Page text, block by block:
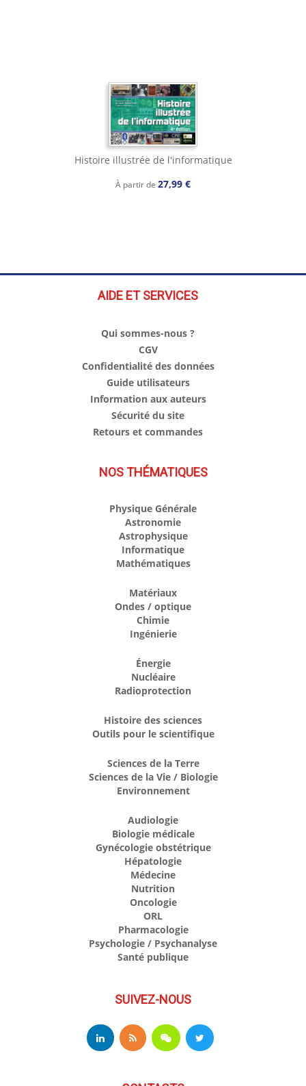
Histoire illustrée de l'informatique
À partir de 27,99 €
AIDE ET SERVICES
Qui sommes-nous ?
CGV
Confidentialité des données
Guide utilisateurs
Information aux auteurs
Sécurité du site
Retours et commandes
NOS THÉMATIQUES
Physique Générale
Astronomie
Astrophysique
Informatique
Mathématiques
Matériaux
Ondes / optique
Chimie
Ingénierie
Énergie
Nucléaire
Radioprotection
Histoire des sciences
Outils pour le scientifique
Sciences de la Terre
Sciences de la Vie / Biologie
Environnement
Audiologie
Biologie médicale
Gynécologie obstétrique
Hépatologie
Médecine
Nutrition
Oncologie
ORL
Pharmacologie
Psychologie / Psychanalyse
Santé publique
SUIVEZ-NOUS